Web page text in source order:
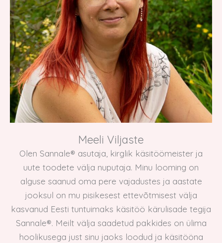
Meeli Viljaste
Olen Sannale® asutaja, kirglik käsitöömeister ja
uute toodete välja nuputaja. Minu looming on
alguse saanud oma pere vajadustes ja aastate
jooksul on mu pisikesest ettevõtmisest välja
kasvanud Eesti tuntuimaks käsitöö kärulisade tegija
Sannale®. Meilt välja saadetud pakkides on ülima
hoolikusega just sinu jaoks loodud ja käsitööna